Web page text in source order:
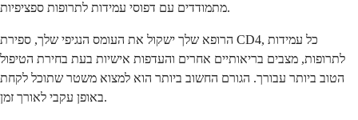
מתמודדים עם דפוסי עמידות לתרופות ספציפיות.
הרופא שלך ישקול את העומס הנגיפי שלך, ספירת CD4, כל עמידות
לתרופות, מצבים בריאותיים אחרים והעדפות אישיות בעת בחירת הטיפול
הטוב ביותר עבורך. הגורם החשוב ביותר הוא למצוא משטר שתוכל לקחת
באופן עקבי לאורך זמן.